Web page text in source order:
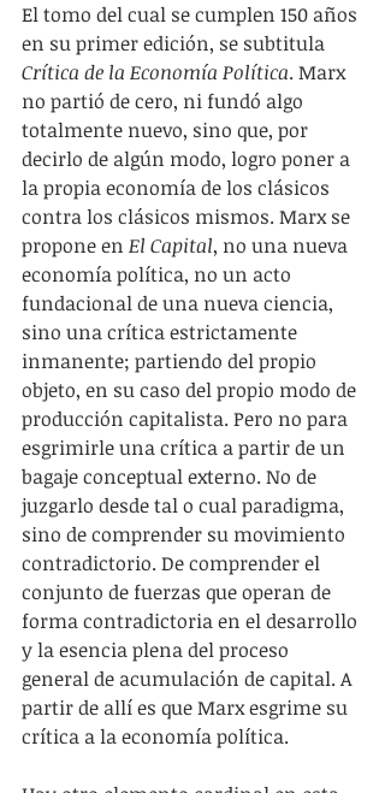
El tomo del cual se cumplen 150 años
en su primer edición, se subtitula
Crítica de la Economía Política. Marx
no partió de cero, ni fundó algo
totalmente nuevo, sino que, por
decirlo de algún modo, logro poner a
la propia economía de los clásicos
contra los clásicos mismos. Marx se
propone en El Capital, no una nueva
economía política, no un acto
fundacional de una nueva ciencia,
sino una crítica estrictamente
inmanente; partiendo del propio
objeto, en su caso del propio modo de
producción capitalista. Pero no para
esgrimirle una crítica a partir de un
bagaje conceptual externo. No de
juzgarlo desde tal o cual paradigma,
sino de comprender su movimiento
contradictorio. De comprender el
conjunto de fuerzas que operan de
forma contradictoria en el desarrollo
y la esencia plena del proceso
general de acumulación de capital. A
partir de allí es que Marx esgrime su
crítica a la economía política.